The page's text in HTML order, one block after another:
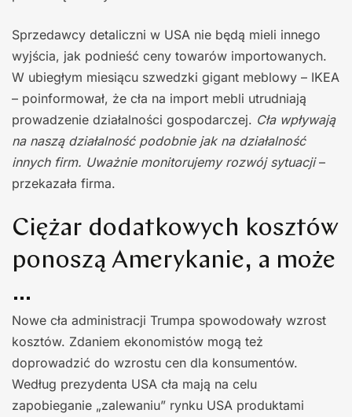
Sprzedawcy detaliczni w USA nie będą mieli innego
wyjścia, jak podnieść ceny towarów importowanych.
W ubiegłym miesiącu szwedzki gigant meblowy – IKEA
– poinformował, że cła na import mebli utrudniają
prowadzenie działalności gospodarczej. Cła wpływają
na naszą działalność podobnie jak na działalność
innych firm. Uważnie monitorujemy rozwój sytuacji–
przekazała firma.
Ciężar dodatkowych kosztów
ponoszą Amerykanie, a może
…
Nowe cła administracji Trumpa spowodowały wzrost
kosztów. Zdaniem ekonomistów mogą też
doprowadzić do wzrostu cen dla konsumentów.
Według prezydenta USA cła mają na celu
zapobieganie „zalewaniu” rynku USA produktami